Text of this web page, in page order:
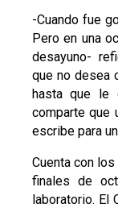
-Cuando fue
Pero en una
desayuno-
que no desea
hasta que le
comparte que
escribe para
Cuenta con
finales de
laboratorio. El